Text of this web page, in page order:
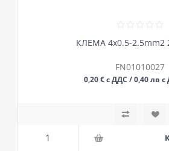
КЛЕМА 4х0.5-2.5mm2
FN01010027
0,20 € с ДДС / 0,40 лв с